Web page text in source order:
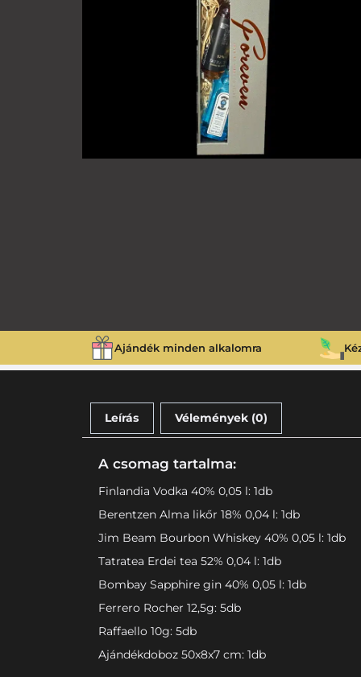
Ajándék minden alkalomra
Leírás Vélemények (0)
A csomag tartalma:
Finlandia Vodka 40% 0,05 l: 1db
Berentzen Alma likőr 18% 0,04 l: 1db
Jim Beam Bourbon Whiskey 40% 0,05 l: 1db
Tatratea Erdei tea 52% 0,04 l: 1db
Bombay Sapphire gin 40% 0,05 l: 1db
Ferrero Rocher 12,5g: 5db
Raffaello 10g: 5db
Ajándékdoboz 50x8x7 cm: 1db